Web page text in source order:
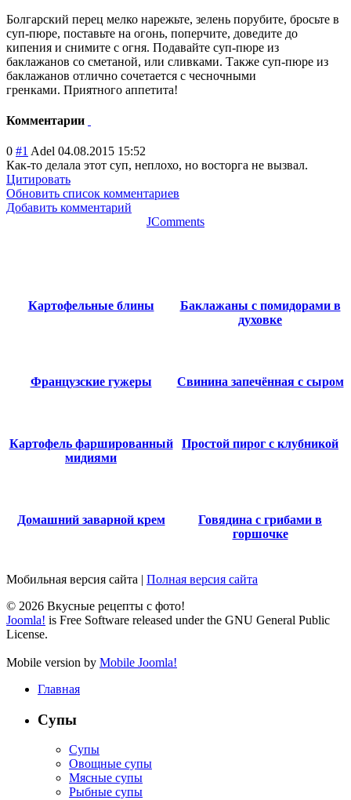
Болгарский перец мелко нарежьте, зелень порубите, бросьте в
суп-пюре, поставьте на огонь, поперчите, доведите до
кипения и снимите с огня. Подавайте суп-пюре из
баклажанов со сметаной, или сливками. Также суп-пюре из
баклажанов отлично сочетается с чесночными
гренками. Приятного аппетита!
Комментарии
0 #1 Adel 04.08.2015 15:52
Как-то делала этот суп, неплохо, но восторга не вызвал.
Цитировать
Обновить список комментариев
Добавить комментарий
JComments
Картофельные блины
Баклажаны с помидорами в
духовке
Французские гужеры Свинина запечённая с сыром
Картофель фаршированный
мидиями
Простой пирог с клубникой
Домашний заварной крем
Говядина с грибами в
горшочке
Мобильная версия сайта | Полная версия сайта
© 2026 Вкусные рецепты с фото!
Joomla! is Free Software released under the GNU General Public
License.
Mobile version by Mobile Joomla!
Главная
Супы
Супы
Овощные супы
Мясные супы
Рыбные супы